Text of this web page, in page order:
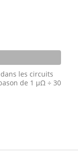
les circuits
de 1 μΩ ÷ 30